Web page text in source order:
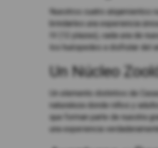
Nuestros cuatro alojamientos
brindarles una experiencia
IV (12 plazas), cada una de
los huéspedes a disfrutar del
Un Núcleo
Un elemento distintivo de
naturaleza donde niños y
que forman parte de nuestra
una experiencia